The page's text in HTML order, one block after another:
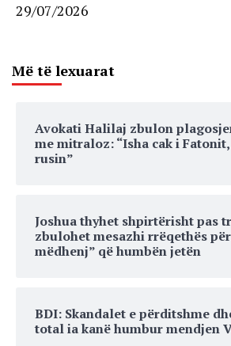
29/07/2026
Më të lexuarat
Avokati Halilaj zbulon
me mitraloz: “Isha cak i
rusin”
Joshua thyhet shpirtërisht pas
zbulohet mesazhi rrëqethës
mëdhenj” që humbën jetën
BDI: Skandalet e përditshme
total ia kanë humbur mendjen